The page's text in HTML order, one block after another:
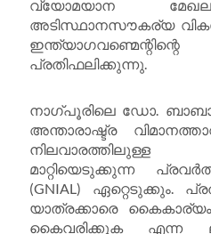
വ്യോമയാന
അടിസ്ഥാനസൗകര്യ
പ്രതിഫലിക്കുന്നു.
നാഗ്പൂരിലെ ഡോ.
അന്താരാഷ്ട്ര
നിലവാരത്തിലുള്ള
മാറ്റിയെടുക്കുന്ന
(GNIAL) ഏറ്റെടുക്കും.
യാത്രക്കാരെ
കൈവരിക്കുക എന്ന